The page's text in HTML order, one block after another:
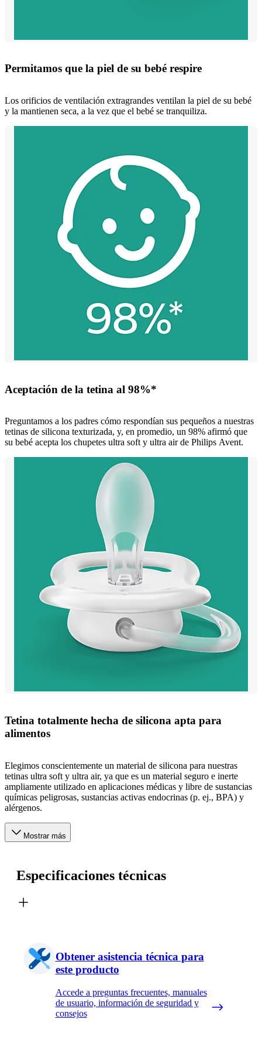
Permitamos que la piel de su bebé respire
Los orificios de ventilación extragrandes ventilan la piel de su bebé
y la mantienen seca, a la vez que el bebé se tranquiliza.
Aceptación de la tetina al 98%*
Preguntamos a los padres cómo respondían sus pequeños a nuestras
tetinas de silicona texturizada, y, en promedio, un 98% afirmó que
su bebé acepta los chupetes ultra soft y ultra air de Philips Avent.
Tetina totalmente hecha de silicona apta para
alimentos
Elegimos conscientemente un material de silicona para nuestras
tetinas ultra soft y ultra air, ya que es un material seguro e inerte
ampliamente utilizado en aplicaciones médicas y libre de sustancias
químicas peligrosas, sustancias activas endocrinas (p. ej., BPA) y
alérgenos.
Mostrar más
Especificaciones técnicas
Obtener asistencia técnica para
este producto
Accede a preguntas frecuentes, manuales
de usuario, información de seguridad y
consejos